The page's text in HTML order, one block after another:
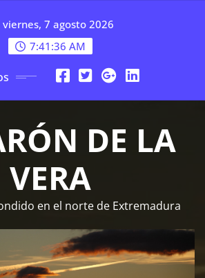
viernes, 7 agosto 2026
7:41:37 AM
DE LA
VERA
en el norte de Extremadura